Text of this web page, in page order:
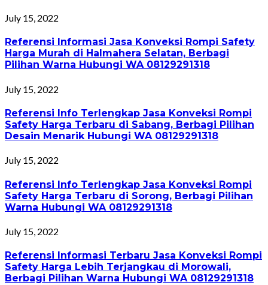
July 15, 2022
Referensi Informasi Jasa Konveksi Rompi Safety
Harga Murah di Halmahera Selatan, Berbagi
Pilihan Warna Hubungi WA 08129291318
July 15, 2022
Referensi Info Terlengkap Jasa Konveksi Rompi
Safety Harga Terbaru di Sabang, Berbagi Pilihan
Desain Menarik Hubungi WA 08129291318
July 15, 2022
Referensi Info Terlengkap Jasa Konveksi Rompi
Safety Harga Terbaru di Sorong, Berbagi Pilihan
Warna Hubungi WA 08129291318
July 15, 2022
Referensi Informasi Terbaru Jasa Konveksi Rompi
Safety Harga Lebih Terjangkau di Morowali,
Berbagi Pilihan Warna Hubungi WA 08129291318